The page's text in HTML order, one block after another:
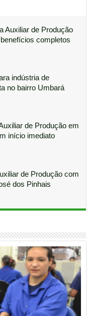
Auxiliar de Produção
completos
indústria de
no bairro Umbará
de Produção em
início imediato
de Produção com
dos Pinhais